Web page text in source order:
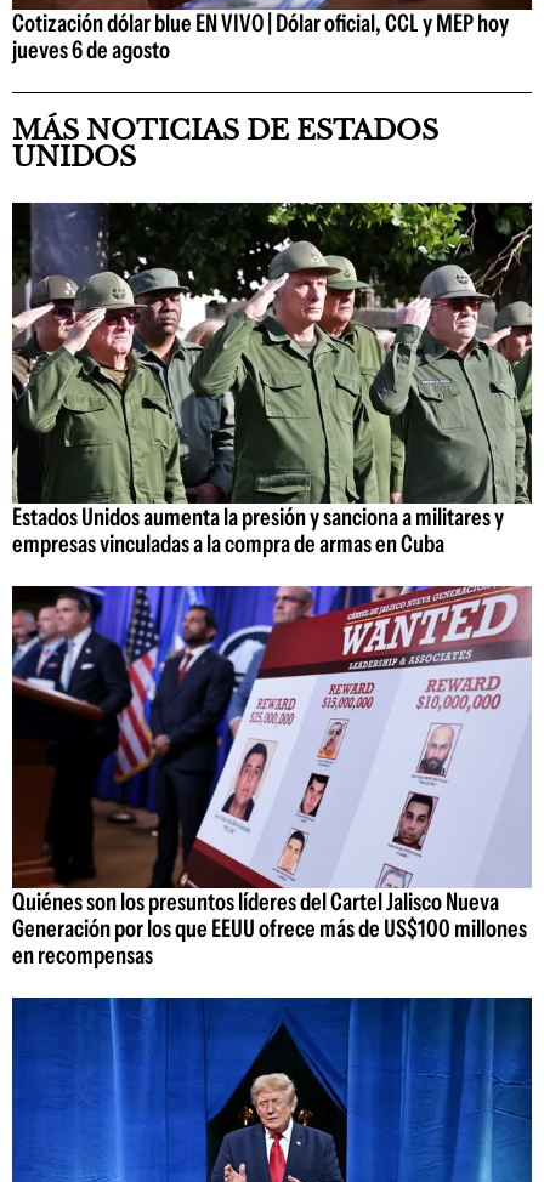
Cotización dólar blue EN VIVO | Dólar oficial, CCL y MEP hoy
jueves 6 de agosto
MÁS NOTICIAS DE ESTADOS
UNIDOS
Estados Unidos aumenta la presión y sanciona a militares y
empresas vinculadas a la compra de armas en Cuba
Quiénes son los presuntos líderes del Cartel Jalisco Nueva
Generación por los que EEUU ofrece más de US$100 millones
en recompensas